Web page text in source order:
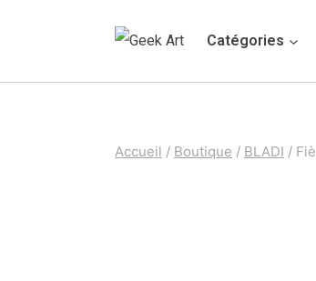
Catégories
Accueil / Boutique / BLADI /